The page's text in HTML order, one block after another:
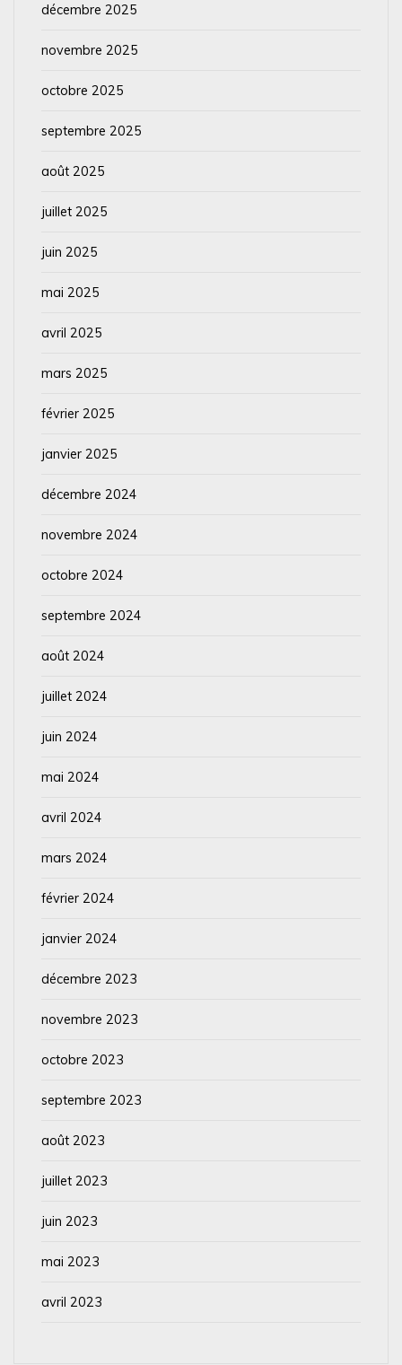
décembre 2025
novembre 2025
octobre 2025
septembre 2025
août 2025
juillet 2025
juin 2025
mai 2025
avril 2025
mars 2025
février 2025
janvier 2025
décembre 2024
novembre 2024
octobre 2024
septembre 2024
août 2024
juillet 2024
juin 2024
mai 2024
avril 2024
mars 2024
février 2024
janvier 2024
décembre 2023
novembre 2023
octobre 2023
septembre 2023
août 2023
juillet 2023
juin 2023
mai 2023
avril 2023